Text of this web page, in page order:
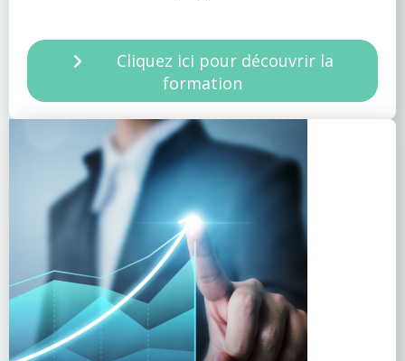
Cliquez ici pour découvrir la
formation